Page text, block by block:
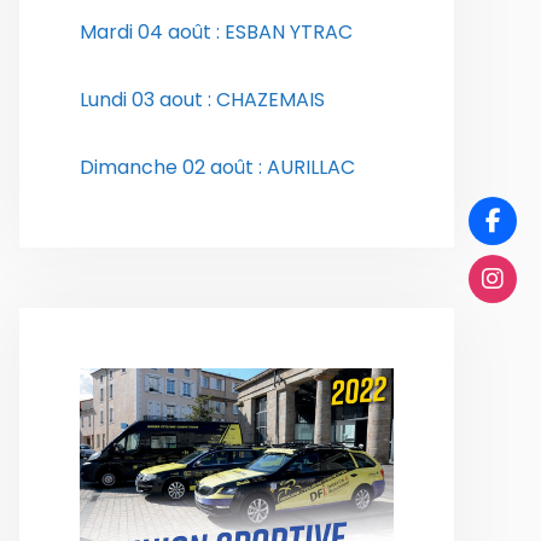
Mardi 04 août : ESBAN YTRAC
Lundi 03 aout : CHAZEMAIS
Dimanche 02 août : AURILLAC